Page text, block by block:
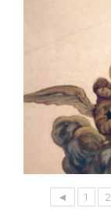
◄ 1 2